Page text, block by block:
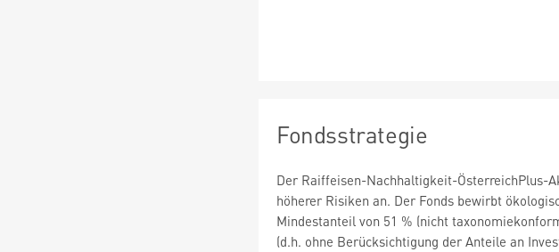
Fondsstrategie
Der Raiffeisen-Nachhaltigkeit-ÖsterreichPlus-
höherer Risiken an. Der Fonds bewirbt
Mindestanteil von 51 % (nicht
(d.h. ohne Berücksichtigung der Anteile an